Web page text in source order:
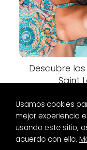
Descubre
Saint
Usamos cookies
mejor experiencia
usando este sitio,
acuerdo con ello.